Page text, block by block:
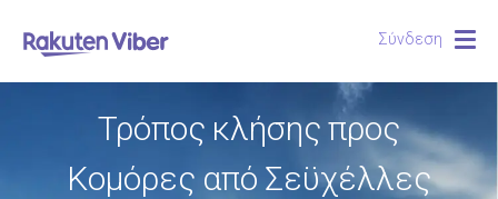
Σύνδεση
Τρόπος κλήσης προς
Κομόρες από Σεϋχέλλες